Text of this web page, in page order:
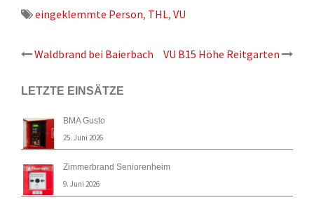
eingeklemmte Person, THL, VU
Beitrags-
Navigation
Waldbrand bei Baierbach VU B15 Höhe Reitgarten
LETZTE EINSÄTZE
BMA Gusto
25. Juni 2026
Zimmerbrand Seniorenheim
9. Juni 2026